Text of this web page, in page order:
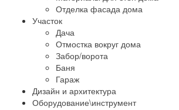
Отделка фасада дома
Участок
Дача
Отмостка вокруг дома
Забор/ворота
Баня
Гараж
Дизайн и архитектура
Оборудование\инструмент